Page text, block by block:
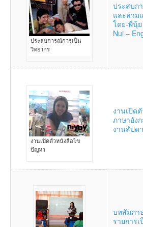
ประสบการณ์การเป็น
วิทยากร
ประสบก
และล่าม
โดย-พี่นุ้
Nui –
งานเปิดตัวหนังสือไข
ปัญหา
งานเปิด
ภาษาอัง
งานสัปด
บทสัมภา
รายการ